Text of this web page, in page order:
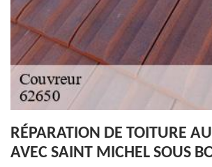
RÉPARATION DE TOITURE
AVEC SAINT MICHEL SOUS